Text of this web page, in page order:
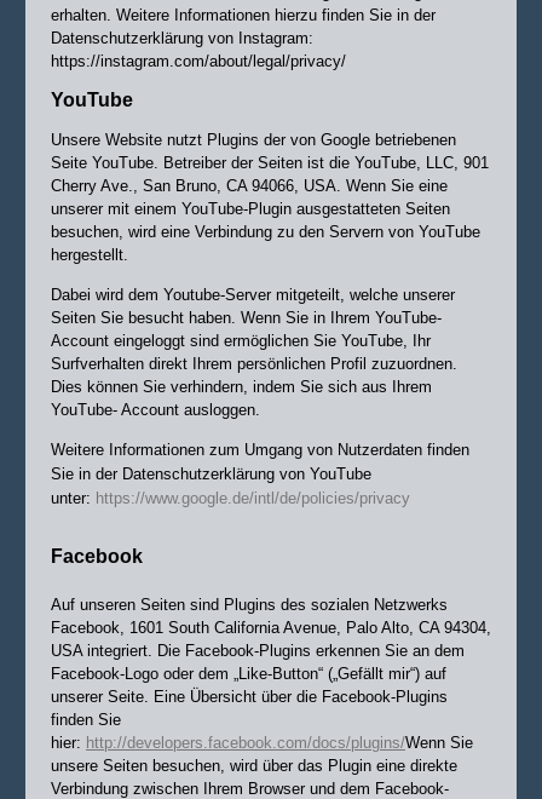
erhalten. Weitere Informationen hierzu finden Sie in der
Datenschutzerklärung von Instagram:
https://instagram.com/about/legal/privacy/
YouTube
Unsere Website nutzt Plugins der von Google betriebenen
Seite YouTube. Betreiber der Seiten ist die YouTube, LLC, 901
Cherry Ave., San Bruno, CA 94066, USA. Wenn Sie eine
unserer mit einem YouTube-Plugin ausgestatteten Seiten
besuchen, wird eine Verbindung zu den Servern von YouTube
hergestellt.
Dabei wird dem Youtube-Server mitgeteilt, welche unserer
Seiten Sie besucht haben. Wenn Sie in Ihrem YouTube-
Account eingeloggt sind ermöglichen Sie YouTube, Ihr
Surfverhalten direkt Ihrem persönlichen Profil zuzuordnen.
Dies können Sie verhindern, indem Sie sich aus Ihrem
YouTube- Account ausloggen.
Weitere Informationen zum Umgang von Nutzerdaten finden
Sie in der Datenschutzerklärung von YouTube
unter: https://www.google.de/intl/de/policies/privacy
Facebook
Auf unseren Seiten sind Plugins des sozialen Netzwerks
Facebook, 1601 South California Avenue, Palo Alto, CA 94304,
USA integriert. Die Facebook-Plugins erkennen Sie an dem
Facebook-Logo oder dem „Like-Button“ („Gefällt mir“) auf
unserer Seite. Eine Übersicht über die Facebook-Plugins
finden Sie
hier: http://developers.facebook.com/docs/plugins/Wenn Sie
unsere Seiten besuchen, wird über das Plugin eine direkte
Verbindung zwischen Ihrem Browser und dem Facebook-